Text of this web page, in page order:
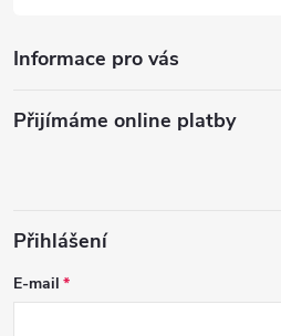
Informace pro vás
Přijímáme online platby
Přihlášení
E-mail